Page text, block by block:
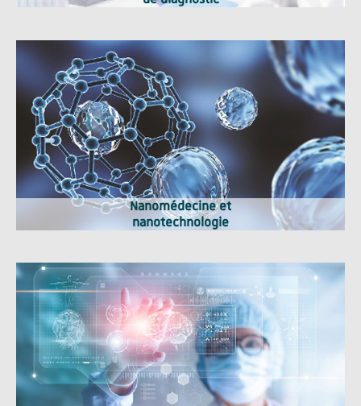
Nanomédecine et
nanotechnologie